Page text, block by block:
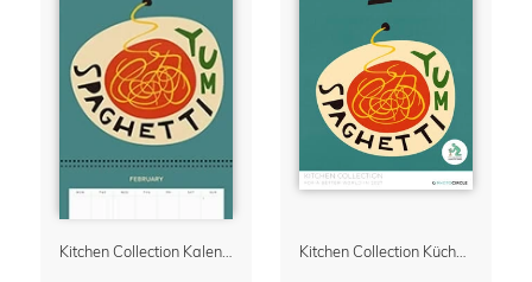
Kitchen Collection Kalender & Terminplaner für die Küche 2027 Kitchen Collection Küchenkalender 2027 – von Fox and Velvet